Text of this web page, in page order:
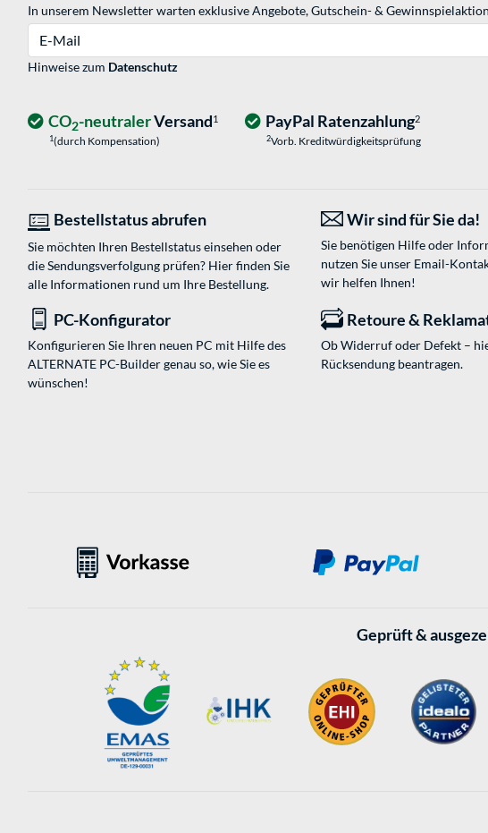
In unserem Newsletter warten exklusive Angebote, Gutschein- &
Hinweise zum Datenschutz
CO2-neutralerVersand1
1(durch Kompensation)
PayPal Ratenzahlung2
2Vorb. Kreditwürdigkeitsprüfung
Bestellstatus abrufen
Sie möchten Ihren Bestellstatus einsehen oder
die Sendungsverfolgung prüfen? Hier finden Sie
alle Informationen rund um Ihre Bestellung.
Wir sind für Sie da!
Sie benötigen Hilfe oder
nutzen Sie unser Email-
wir helfen Ihnen!
PC-Konfigurator
Konfigurieren Sie Ihren neuen PC mit Hilfe des
ALTERNATE PC-Builder genau so, wie Sie es
wünschen!
Retoure &
Ob Widerruf oder Defekt –
Rücksendung beantragen.
Geprüft &